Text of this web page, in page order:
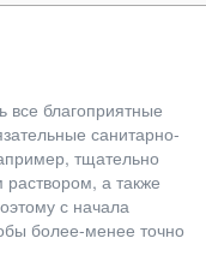
благоприятные
санитарно-
тщательно
а также
с начала
более-менее точно